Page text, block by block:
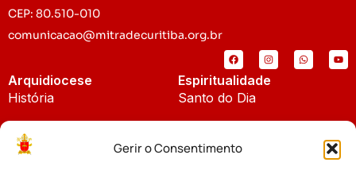
Gerir o Consentimento
CEP: 80.510-010
comunicacao@mitradecuritiba.org.br
Arquidiocese
História
Padroeira
Espiritualidade
Santo do Dia